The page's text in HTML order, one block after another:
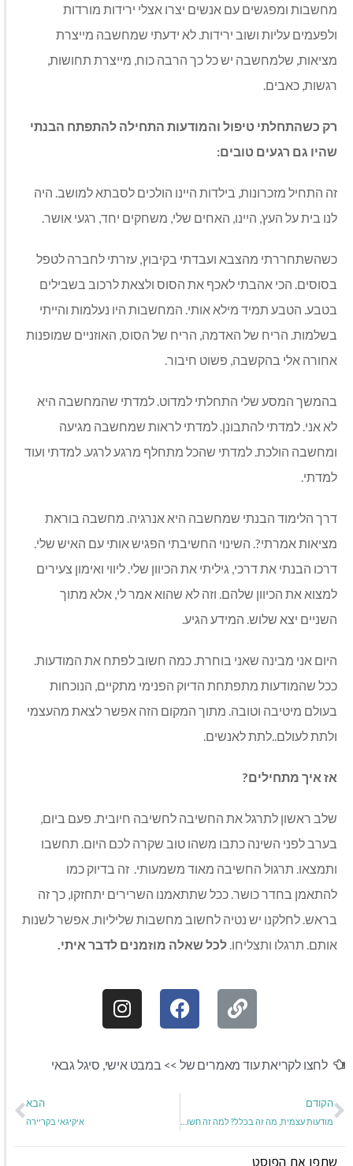
מחשבות ומפגשים עם אנשים יצרו אצלי ירידות מורדות
ולפעמים עליות ושוב ירידות. לא ידעתי שמחשבה מייצרת
מציאות, שלמחשבה יש כל כך הרבה כוח, מייצרת תחושות,
רגשות, כאבים.
רק כשהתחלתי טיפול והמודעות התחילה להתפתח הבנתי
שהיו גם רגעים טובים:
זה התחיל מזכרונות, בילדות היינו הולכים לסבתא למושב. היה
לנו בית על העץ, היינו, האחים שלי, משחקים יחד, רגעי אושר.
כשהשתחררתי מהצבא ועבדתי בקיבוץ, עזרתי לחברה לטפל
בסוסים. הכי אהבתי לאכף את הסוס ולצאת לרכוב בשבילים
בטבע. הטבע תמיד מילא אותי. המחשבות היו נעלמות והייתי
בשלמות. הריח של האדמה, הריח של הסוס, האוזניים שמופנות
אחורה אלי בהקשבה, פשוט חיבור.
בהמשך המסע שלי התחלתי למדוט. למדתי שהמחשבה היא
לא אני. למדתי להתבונן. למדתי לראות שמחשבה מגיעה
ומחשבה הולכת. למדתי שהכל מתחלף מרגע לרגע. למדתי ועוד
למדתי.
דרך הלימוד הבנתי שמחשבה היא אנרגיה. מחשבה בוראת
מציאות אמרתי?. השינוי החשיבתי הפגיש אותי עם האיש שלי.
דרכו הבנתי את דרכי, גיליתי את הכיוון שלי. ליווי ואימון צעירים
למצוא את הכיוון שלהם. וזה לא שהוא אמר לי, אלא מתוך
השניים יצא שלוש. המידע הגיע.
היום אני מבינה שאני בוחרת. כמה חשוב לפתח את המודעות.
ככל שהמודעות מתפתחת הדיוק הפנימי מתקיים, הנוכחות
בעולם מיטיבה וטובה. מתוך המקום הזה אפשר לצאת מהעצמי
ולתת לעולם..לתת לאנשים.
אז איך מתחילים?
שלב ראשון לתרגל את החשיבה לחשיבה חיובית. פעם ביום,
בערב לפני השינה כתבו משהו טוב שקרה לכם היום. תחשבו
ותמצאו. תרגול החשיבה מאוד משמעותי. זה בדיוק כמו
להתאמן בחדר כושר. ככל שתתאמנו השרירים יתחזקו, כך זה
בראש. לחלקנו יש נטיה לחשוב מחשבות שליליות. אפשר לשנות
אותם. תרגלו ותצליחו. לכלשאלה מוזמנים לדבר איתי.
לחצו לקריאת עוד מאמרים של >> במבט אישי, סיגל גבאי
הקודם הבא
איקיגאי בקריירה
שתפו את הפוסט